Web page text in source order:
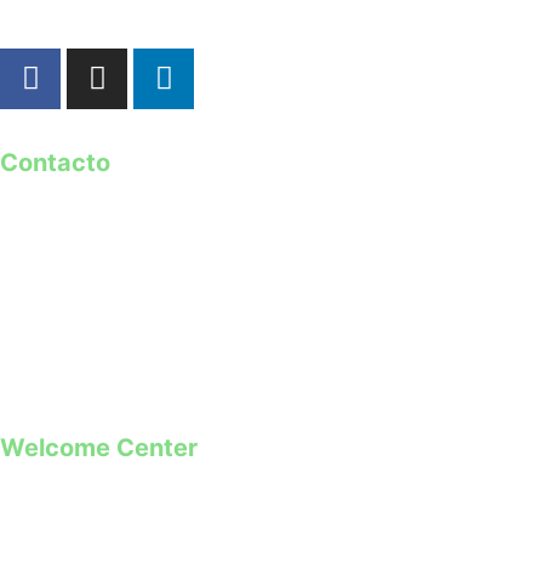
Contacto
Welcome Center